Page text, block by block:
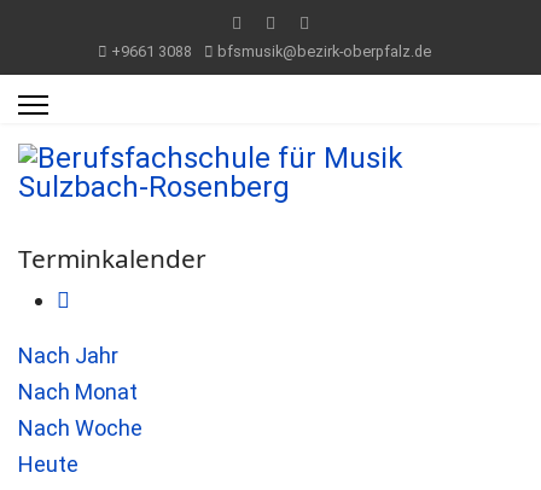
+9661 3088 bfsmusik@bezirk-oberpfalz.de
Terminkalender
Nach Jahr
Nach Monat
Nach Woche
Heute